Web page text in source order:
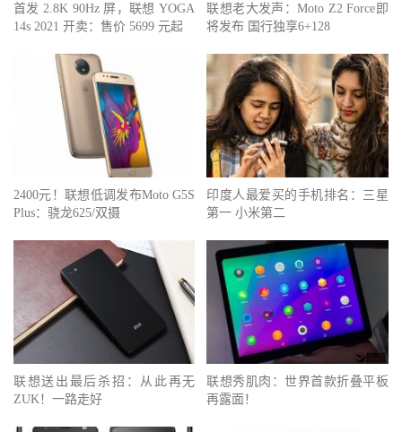
首发 2.8K 90Hz 屏，联想 YOGA
14s 2021 开卖：售价 5699 元起
联想老大发声：Moto Z2 Force即
将发布 国行独享6+128
2400元！联想低调发布Moto G5S
Plus：骁龙625/双摄
印度人最爱买的手机排名：三星
第一 小米第二
联想送出最后杀招：从此再无
ZUK！一路走好
联想秀肌肉：世界首款折叠平板
再露面！